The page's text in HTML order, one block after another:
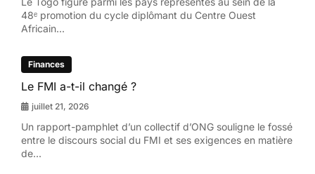
48ᵉ promotion du cycle diplômant du Centre Ouest
Africain...
Finances
Le FMI a-t-il changé ?
juillet 21, 2026
Un rapport-pamphlet d’un collectif d’ONG souligne le fossé
entre le discours social du FMI et ses exigences en matière
de...